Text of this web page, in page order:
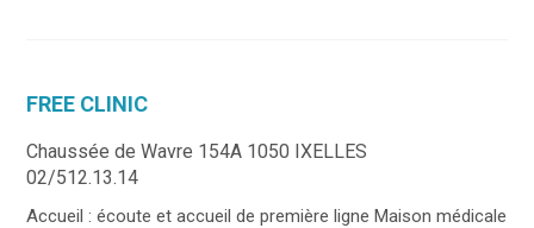
FREE CLINIC
Chaussée de Wavre 154A 1050 IXELLES
02/512.13.14
Accueil : écoute et accueil de première ligne Maison médicale